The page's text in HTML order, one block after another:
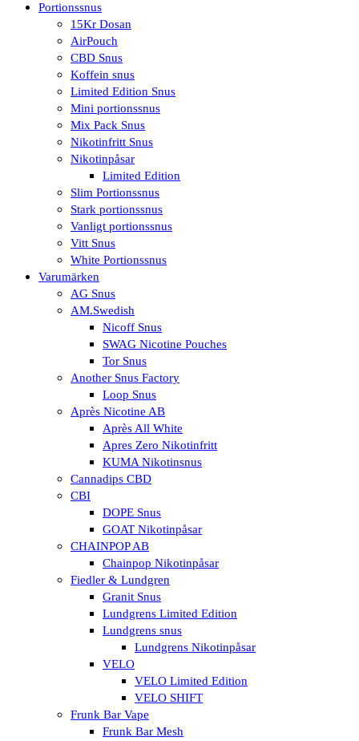
Portionssnus
15Kr Dosan
AirPouch
CBD Snus
Koffein snus
Limited Edition Snus
Mini portionssnus
Mix Pack Snus
Nikotinfritt Snus
Nikotinpåsar
Limited Edition
Slim Portionssnus
Stark portionssnus
Vanligt portionssnus
Vitt Snus
White Portionssnus
Varumärken
AG Snus
AM.Swedish
Nicoff Snus
SWAG Nicotine Pouches
Tor Snus
Another Snus Factory
Loop Snus
Après Nicotine AB
Après All White
Apres Zero Nikotinfritt
KUMA Nikotinsnus
Cannadips CBD
CBI
DOPE Snus
GOAT Nikotinpåsar
CHAINPOP AB
Chainpop Nikotinpåsar
Fiedler & Lundgren
Granit Snus
Lundgrens Limited Edition
Lundgrens snus
Lundgrens Nikotinpåsar
VELO
VELO Limited Edition
VELO SHIFT
Frunk Bar Vape
Frunk Bar Mesh